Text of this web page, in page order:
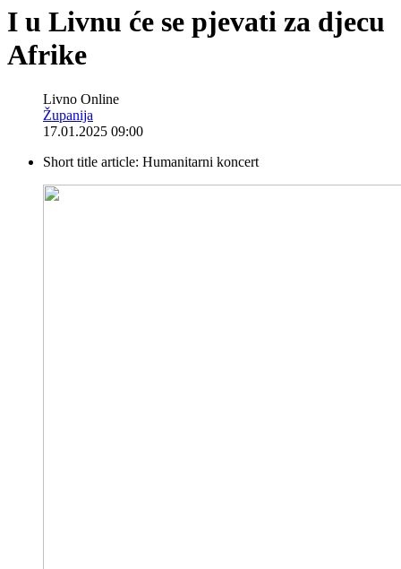
I u Livnu će se pjevati za djecu
Afrike
Livno Online
Županija
17.01.2025 09:00
Short title article: Humanitarni koncert